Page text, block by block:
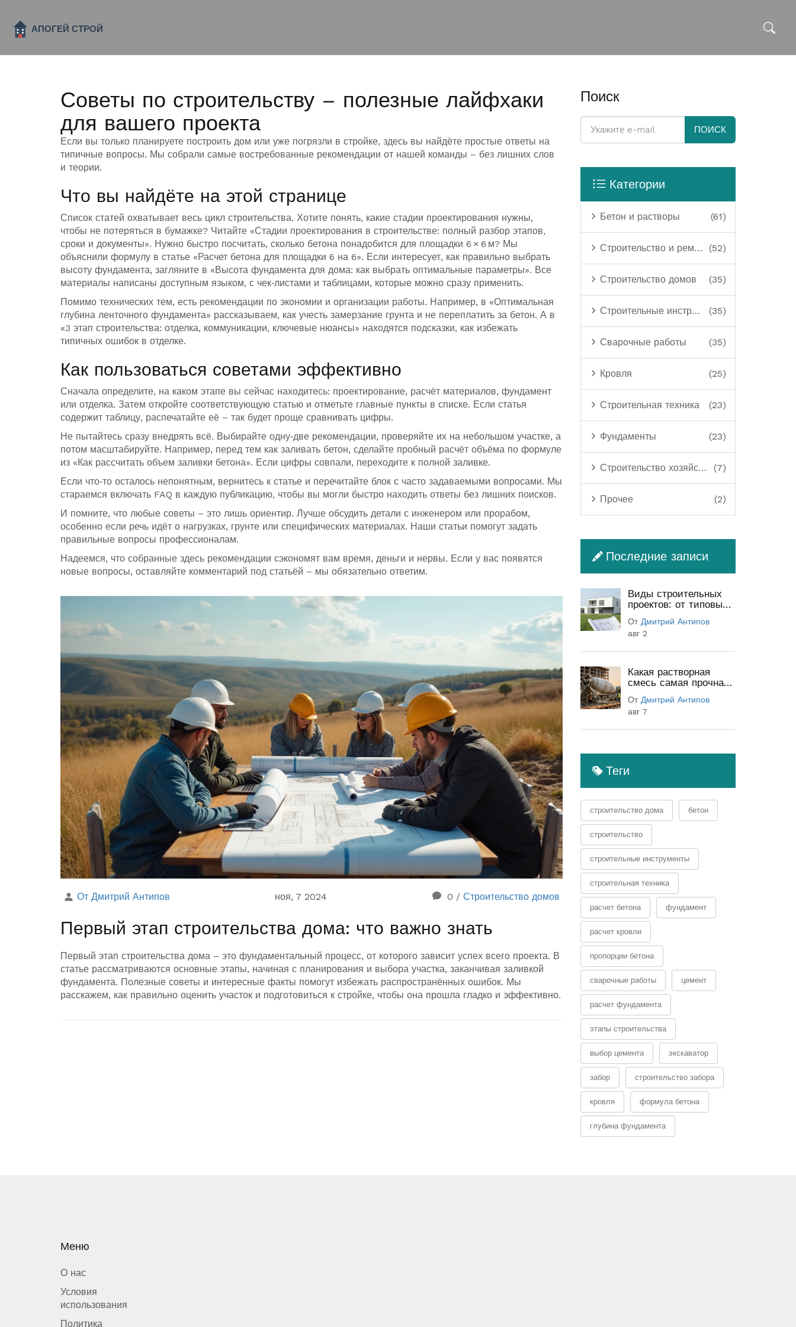
Советы по строительству – полезные лайфхаки
для вашего проекта
Если вы только планируете построить дом или уже погрязли в стройке, здесь вы найдёте простые ответы на
типичные вопросы. Мы собрали самые востребованные рекомендации от нашей команды – без лишних слов
и теории.
Что вы найдёте на этой странице
Список статей охватывает весь цикл строительства. Хотите понять, какие стадии проектирования нужны,
чтобы не потеряться в бумажке? Читайте «Стадии проектирования в строительстве: полный разбор этапов,
сроки и документы». Нужно быстро посчитать, сколько бетона понадобится для площадки 6 × 6 м? Мы
объяснили формулу в статье «Расчет бетона для площадки 6 на 6». Если интересует, как правильно выбрать
высоту фундамента, загляните в «Высота фундамента для дома: как выбрать оптимальные параметры». Все
материалы написаны доступным языком, с чек‑листами и таблицами, которые можно сразу применить.
Помимо технических тем, есть рекомендации по экономии и организации работы. Например, в «Оптимальная
глубина ленточного фундамента» рассказываем, как учесть замерзание грунта и не переплатить за бетон. А в
«3 этап строительства: отделка, коммуникации, ключевые нюансы» находятся подсказки, как избежать
типичных ошибок в отделке.
Как пользоваться советами эффективно
Сначала определите, на каком этапе вы сейчас находитесь: проектирование, расчёт материалов, фундамент
или отделка. Затем откройте соответствующую статью и отметьте главные пункты в списке. Если статья
содержит таблицу, распечатайте её – так будет проще сравнивать цифры.
Не пытайтесь сразу внедрять всё. Выбирайте одну‑две рекомендации, проверяйте их на небольшом участке, а
потом масштабируйте. Например, перед тем как заливать бетон, сделайте пробный расчёт объёма по формуле
из «Как рассчитать объем заливки бетона». Если цифры совпали, переходите к полной заливке.
Если что‑то осталось непонятным, вернитесь к статье и перечитайте блок с часто задаваемыми вопросами. Мы
стараемся включать FAQ в каждую публикацию, чтобы вы могли быстро находить ответы без лишних поисков.
И помните, что любые советы – это лишь ориентир. Лучше обсудить детали с инженером или прорабом,
особенно если речь идёт о нагрузках, грунте или специфических материалах. Наши статьи помогут задать
правильные вопросы профессионалам.
Надеемся, что собранные здесь рекомендации сэкономят вам время, деньги и нервы. Если у вас появятся
новые вопросы, оставляйте комментарий под статьёй – мы обязательно ответим.
От Дмитрий Антипов ноя, 7 2024 0 / Строительство домов
Первый этап строительства дома: что важно знать
Первый этап строительства дома – это фундаментальный процесс, от которого зависит успех всего проекта. В
статье рассматриваются основные этапы, начиная с планирования и выбора участка, заканчивая заливкой
фундамента. Полезные советы и интересные факты помогут избежать распространённых ошибок. Мы
расскажем, как правильно оценить участок и подготовиться к стройке, чтобы она прошла гладко и эффективно.
Поиск
ПОИСК
Категории
Бетон и растворы (61)
Строительство и ремонт (52)
Строительство домов (35)
Строительные инструменты (35)
Сварочные работы (35)
Кровля (25)
Строительная техника (23)
Фундаменты (23)
Строительство хозяйственных построек (7)
Прочее (2)
Последние записи
Виды строительных
проектов: от типовых
(полный гид)
От Дмитрий Антипов
авг 2
Какая растворная
смесь самая прочная:
секреты прочности
От Дмитрий Антипов
авг 7
Теги
строительство дома бетон
строительство
строительные инструменты
строительная техника
расчет бетона фундамент
расчет кровли
пропорции бетона
сварочные работы цемент
расчет фундамента
этапы строительства
выбор цемента экскаватор
забор строительство забора
кровля формула бетона
глубина фундамента
Меню
О нас
Условия
использования
Политика